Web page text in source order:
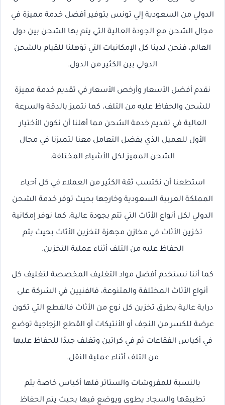
الدولي من السعودية إلي تونس بتوفير أفضل خدمة مميزة في
مجال الشحن مع الجودة العالية التي يتم بها الشحن بين دول
العالم، فنحن لدينا كل الإمكانيات التي تؤهلنا للقيام بالشحن
الدولي بين الكثير من الدول.
نقدم أفضل الأسعار وأرخص الأسعار في تقديم خدمة مميزة
للشحن والحفاظ عليه من التلف، كما نتميز بالدقة والسرعة
العالية في تقديم خدمة الشحن مما أهلنا أن نكون الأختيار
الأول للعميل الذي يفضل التعامل معنا لتميزنا في مجال
الشحن المميز لكل الأشياء المختلفة.
استطعنا أن نكتسب ثقة الكثير من العملاء في كل أحياء
المملكة العربية السعودية وخارجها بحيث توفر خدمة الشحن
الدولي لكل أنواع الأثاث التي تتم بجودة عالية، كما نوفر إمكانية
تخزين الأثاث في مخازن مجهزة لتخزين الأثاث بحيث يتم
الحفاظ عليه من التلف أثناء عملية التخزين.
كما أننا نستخدم أفضل مواد التغليف المخصصة لتغليف كل
أنواع الأثاث المختلفة والمتنوعة، فالفنيين في الشركة على
دراية عالية بطرق تخزين كل نوع من الأثاث فالقطع التي تكون
عرضة للكسر من النجف أو الأنتيكات أو القطع الزجاجية توضع
في أكياس الفقاعات ثم في كراتين وتغلف جيدًا للحفاظ عليها
من التلف أثناء عملية النقل.
بالنسبة للمفروشات والستائر فلها أكياس خاصة يتم
تطبيقها والسجاد يطوى ويوضع فيها بحيث يتم الحفاظ